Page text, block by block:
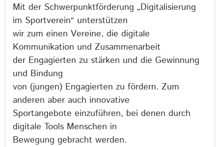
Mit der Schwerpunktförderung „Digitalisierung
im Sportverein“ unterstützen
wir zum einen Vereine, die digitale
Kommunikation und Zusammenarbeit
der Engagierten zu stärken und die Gewinnung
und Bindung
von (jungen) Engagierten zu fördern. Zum
anderen aber auch innovative
Sportangebote einzuführen, bei denen durch
digitale Tools Menschen in
Bewegung gebracht werden.